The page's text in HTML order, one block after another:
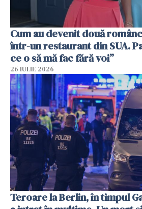
Cum au devenit două
într-un restaurant din SUA.
ce o să mă fac fără voi”
26 IULIE 2026
Teroare la Berlin, în timpul